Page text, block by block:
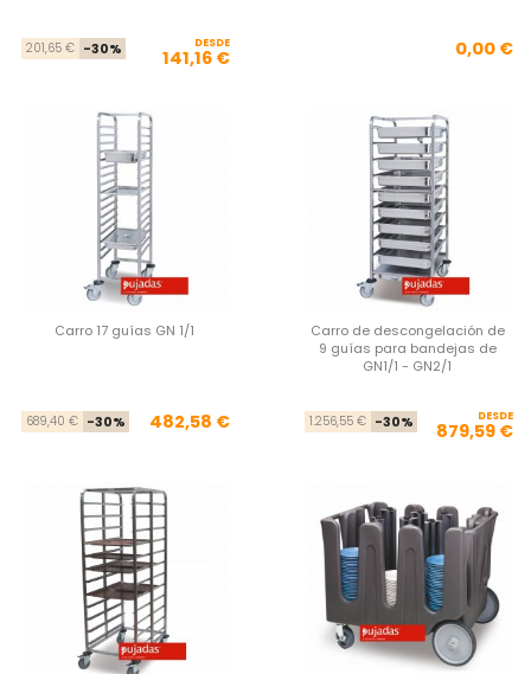
Precio base
201,65 € -30% Precio
DESDE
141,16 € 0,00 €
Carro 17 guías GN 1/1
Precio base
689,40 € -30% Precio
482,58 €
Carro de descongelación de
9 guías para bandejas de
GN1/1 - GN2/1
1.256,55 € -30% DESDE
879,59 €